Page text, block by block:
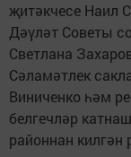
җитәкчесе Наил
Дәүләт Советы
Светлана
Сәламәтлек
Виниченко һәм
белгечләр
районнан